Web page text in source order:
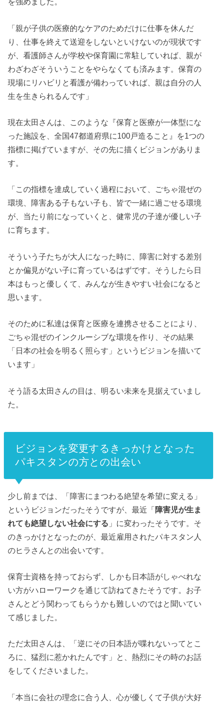
「親が子供の医療的なケアのためだけに仕事を休んだ
り、仕事を終えて送迎をしないといけないのが現状です
が、看護師さんが学校や保育園に常駐していれば、親が
わざわざそういうことをやらなくても済みます。保育の
現場にリハビリと看護が備わっていれば、親は自分の人
生を生きられるんです」
現在太田さんは、このような『保育と医療が一体型にな
った施設を、全国47都道府県に100戸造ること』を1つの
指標に掲げていますが、その先に描くビジョンがありま
す。
「この指標を達成していく過程において、ごちゃ混ぜの
環境、障害ある子もない子も、皆で一緒に過ごせる環境
が、当たり前になっていく と、健常児の子達が優しい子
に育ちます。
そういう子たちが大人になった時に、障害に対する差別
とか偏見がない子に育っているはずです。そうしたら日
本はもっと優しくて、みんなが生きやすい社会になると
思います。
そのために私達は保育と医療を連携させることにより、
ごちゃ混ぜのインクルーシブな環境を作り、その結果
「日本の社会を明るく照らす」というビジョンを描いて
います」
そう語る太田さんの目は、明るい未来を見据えていまし
た。
ビジョンを変更するきっかけとなった
パキスタンの方との出会い
少し前までは、「障害にまつわる絶望を希望に変える」
というビジョンだったそうですが、最近「障害児が生ま
れても絶望しない社会にする 」に変わったそうです。 そ
のきっかけとなったのが、最近雇用されたパキスタン人
のヒラさんとの出会いです。
保育士資格を持っておらず、しかも日本語がしゃべれな
い方がハローワークを通じて訪ねてきたそうです。お子
さんとどう関わってもらうかも難しいのではと聞いてい
て感じました。
ただ太田さんは、「逆にその日本語が喋れないってとこ
ろに、猛烈に惹かれたんです」と、熱烈にその時のお話
をしてくださいました。
「本当に会社の理念に合う人、心が優しくて子供が大好